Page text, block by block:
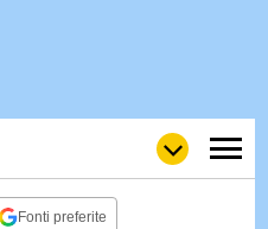
Fonti preferite